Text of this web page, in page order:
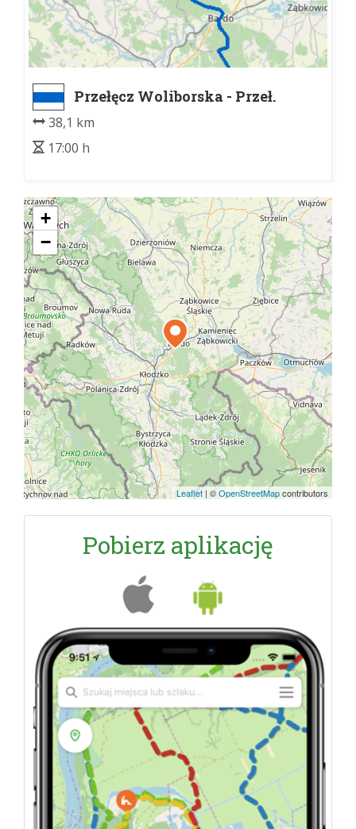
Przełęcz Woliborska - Przeł.
Kłodzka
38,1 km
17:00 h
+
−
Leaflet | ©OpenStreetMapcontributors
Pobierz aplikację